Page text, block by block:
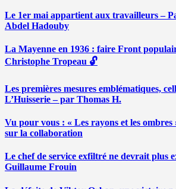
Le 1er mai appartient aux travailleurs –
Abdel Hadouby
La Mayenne en 1936 : faire Front
Christophe Tropeau 🔓
Les premières mesures emblématiques,
L’Huisserie – par Thomas H.
Vu pour vous : « Les rayons et les
sur la collaboration
Le chef de service exfiltré ne devrait plus
Guillaume Frouin